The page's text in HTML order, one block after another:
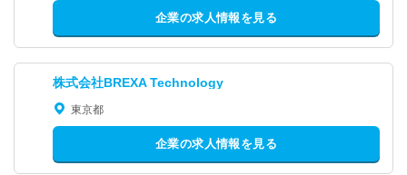
企業の求人情報を見る
株式会社BREXA Technology
東京都
企業の求人情報を見る